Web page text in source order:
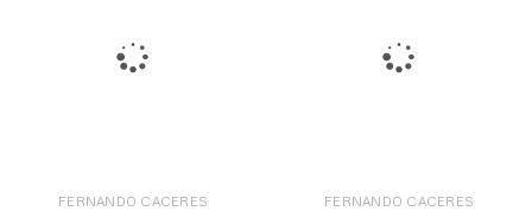
FERNANDO CACERES
FERNANDO CACERES